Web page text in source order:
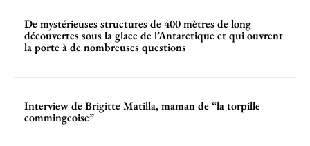
De mystérieuses structures de 400 mètres de long
découvertes sous la glace de l’Antarctique et qui ouvrent
la porte à de nombreuses questions
Interview de Brigitte Matilla, maman de “la torpille
commingeoise”